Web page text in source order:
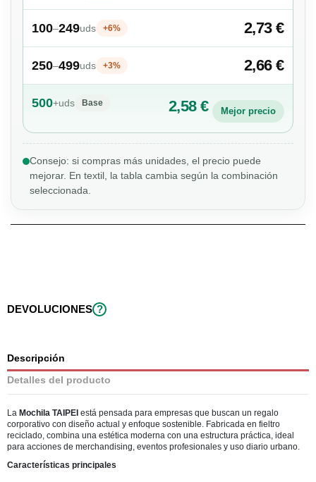
100–249uds +6% 2,73 €
250–499uds +3% 2,66 €
500+uds Base 2,58 € Mejor precio
Consejo: si compras más unidades, el precio puede
mejorar. En textil, la tabla cambia según la combinación
seleccionada.
DEVOLUCIONES ?
Descripción
Detalles del producto
La Mochila TAIPEI está pensada para empresas que buscan un regalo
corporativo con diseño actual y enfoque sostenible. Fabricada en fieltro
reciclado, combina una estética moderna con una estructura práctica, ideal
para acciones de merchandising, eventos profesionales y uso diario urbano.
Características principales